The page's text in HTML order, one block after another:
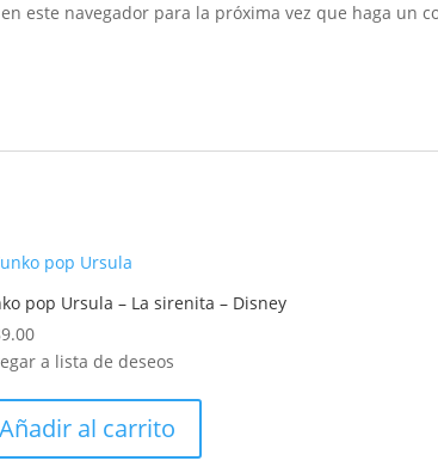
este navegador para la próxima vez que haga un
pop Ursula – La sirenita – Disney
a lista de deseos
Añadir al carrito